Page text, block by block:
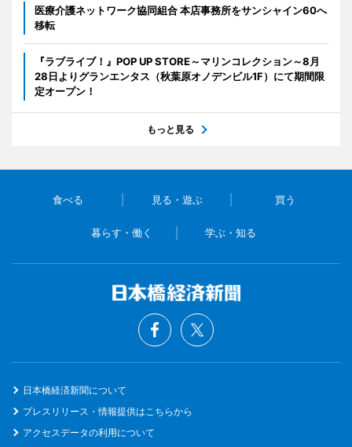
医療介護ネットワーク協同組合 本店事務所をサンシャイン60へ
移転
『ラブライブ！』POP UP STORE～マリンコレクション～8月
28日よりグランエンタス（秋葉原オノデンビル1F）にて期間限
定オープン！
もっと見る
食べる 見る・遊ぶ 買う
暮らす・働く 学ぶ・知る
日本橋経済新聞について
プレスリリース・情報提供はこちらから
アクセスデータの利用について